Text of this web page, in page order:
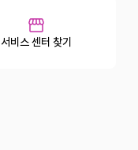
서비스 센터 찾기